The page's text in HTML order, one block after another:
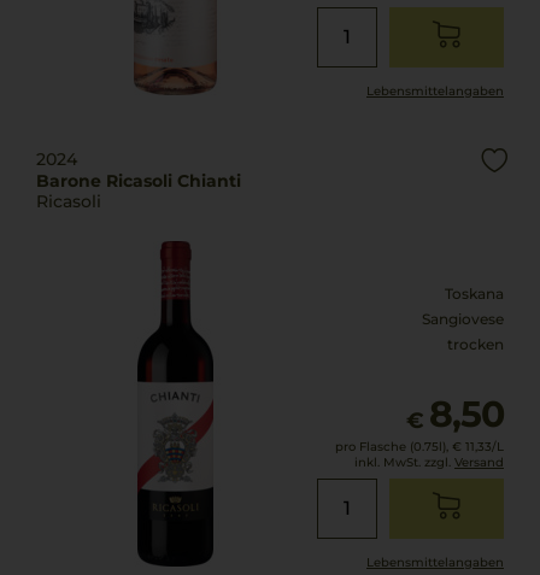
Lebensmittel­angaben
2024
Barone Ricasoli Chianti
Ricasoli
Toskana
Sangiovese
trocken
€ 8,50
pro Flasche (0.75l), € 11,33/L
inkl. MwSt. zzgl. Versand
Lebensmittel­angaben